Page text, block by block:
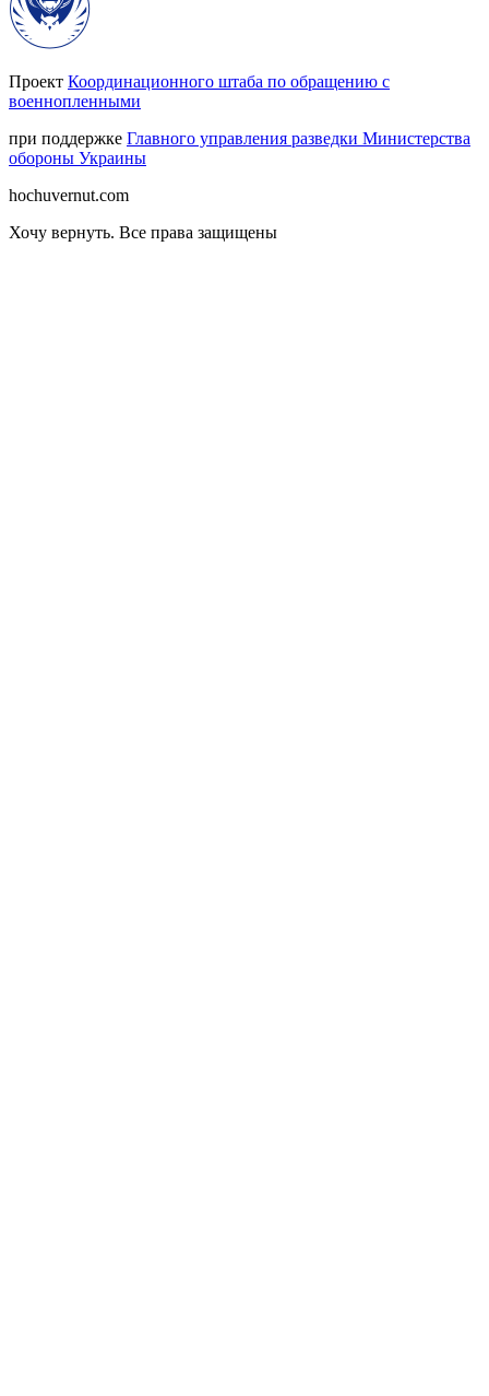
Проект Координационного штаба по обращению с
военнопленными
при поддержке Главного управления разведки Министерства
обороны Украины
hochuvernut.com
Хочу вернуть. Все права защищены